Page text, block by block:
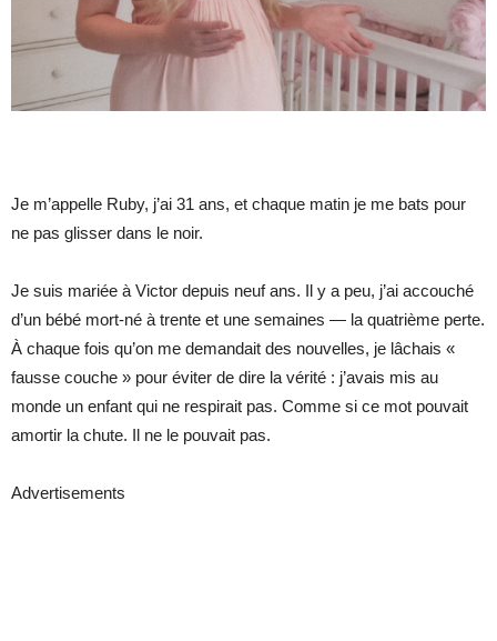
Je m’appelle Ruby, j’ai 31 ans, et chaque matin je me bats pour
ne pas glisser dans le noir.
Je suis mariée à Victor depuis neuf ans. Il y a peu, j’ai accouché
d’un bébé mort-né à trente et une semaines — la quatrième perte.
À chaque fois qu’on me demandait des nouvelles, je lâchais «
fausse couche » pour éviter de dire la vérité : j’avais mis au
monde un enfant qui ne respirait pas. Comme si ce mot pouvait
amortir la chute. Il ne le pouvait pas.
Advertisements